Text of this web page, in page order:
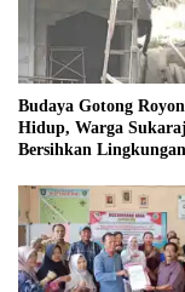
Budaya Gotong
Hidup, Warga
Bersihkan